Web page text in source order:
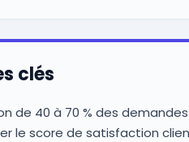
clés
de 40 à 70 % des
le score de satisfaction